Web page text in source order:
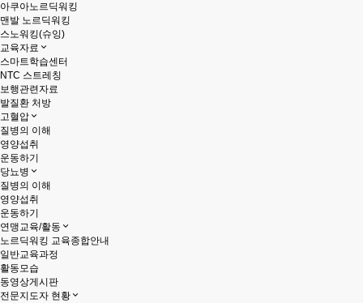
아쿠아노르딕워킹
맨발 노르딕워킹
스노워킹(슈잉)
교육자료
스마트학습센터
NTC 스트레칭
보행관련자료
발질환 처방
고혈압
질병의 이해
영양섭취
운동하기
당뇨병
질병의 이해
영양섭취
운동하기
연맹교육/활동
노르딕워킹 교육종합안내
일반교육과정
활동모습
동영상게시판
전문지도자 현황